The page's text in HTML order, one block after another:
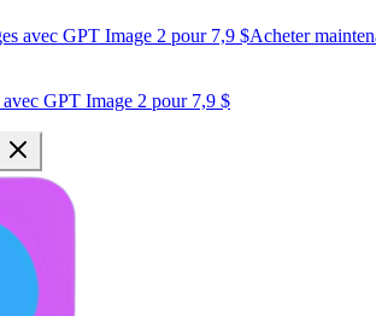
avec GPT Image 2 pour 7,9 $Acheter
GPT Image 2 pour 7,9 $